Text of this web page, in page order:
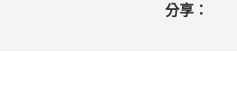
分享：